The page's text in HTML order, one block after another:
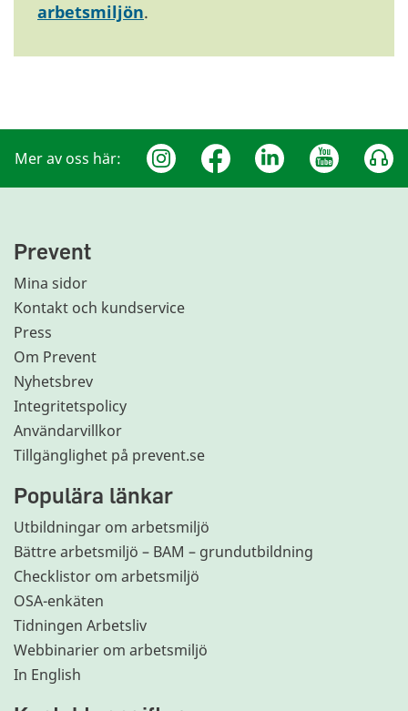
arbetsmiljön.
Mer av oss här:
Prevent
Mina sidor
Kontakt och kundservice
Press
Om Prevent
Nyhetsbrev
Integritetspolicy
Användarvillkor
Tillgänglighet på prevent.se
Populära länkar
Utbildningar om arbetsmiljö
Bättre arbetsmiljö – BAM – grundutbildning
Checklistor om arbetsmiljö
OSA-enkäten
Tidningen Arbetsliv
Webbinarier om arbetsmiljö
In English